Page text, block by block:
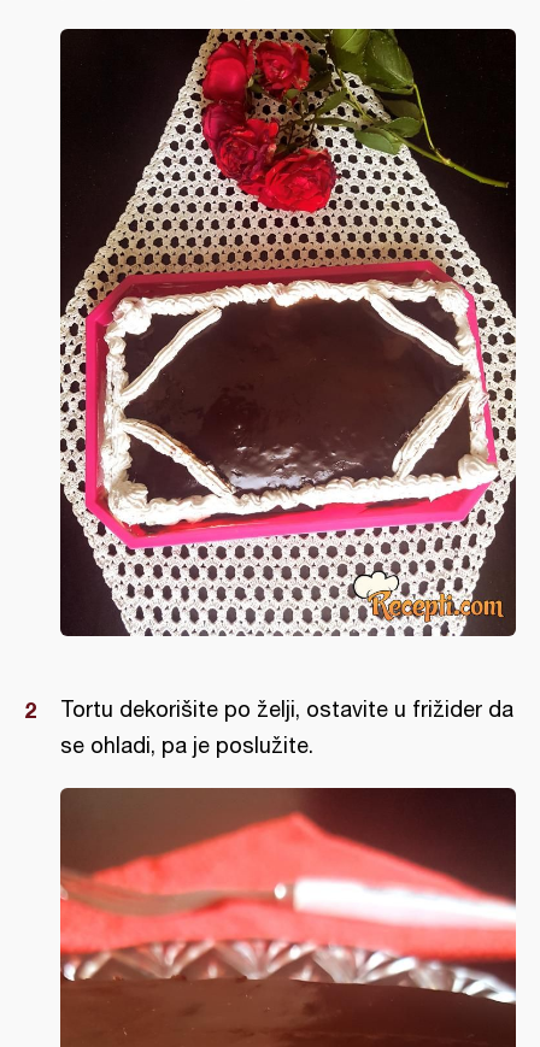
Tortu dekorišite po želji, ostavite u frižider da
se ohladi, pa je poslužite.